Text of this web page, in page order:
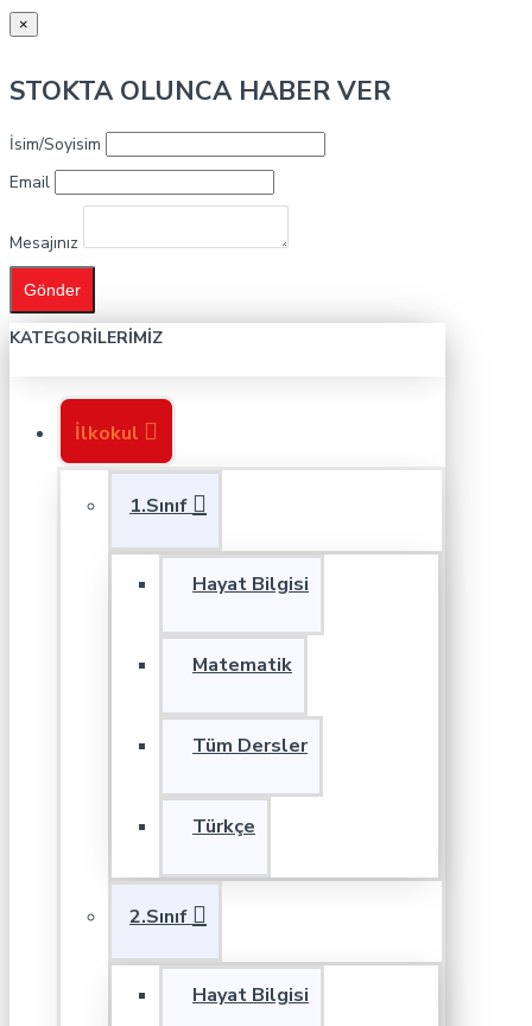
×
STOKTA OLUNCA HABER VER
İsim/Soyisim
Email
Mesajınız
Gönder
KATEGORILERIMIZ
İlkokul
1.Sınıf
Hayat Bilgisi
Matematik
Tüm Dersler
Türkçe
2.Sınıf
Hayat Bilgisi